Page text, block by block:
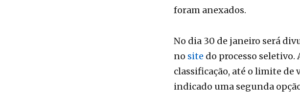
No dia 30 de janeiro será
classificação, até o limite de
indicado uma segunda
após serem convocados